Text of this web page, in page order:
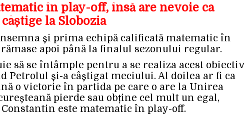
în play-off, însă are nevoie ca
la Slobozia
și prima echipă calificată matematic în
apoi până la finalul sezonului regular.
să se întâmple pentru a se realiza acest obiectiv
Petrolul și-a câștigat meciului. Al doilea ar fi ca
o victorie în partida pe care o are la Unirea
pierde sau obține cel mult un egal,
este matematic în play-off.